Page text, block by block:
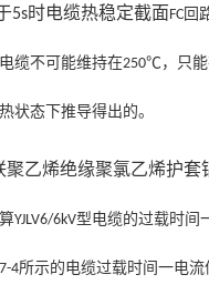
5s时电缆热稳定截面FC回
缆不可能维持在250℃，只
状态下推导得出的。
聚乙烯绝缘聚氯乙烯护套
YJLV6/6kV型电缆的过载时间
7-4所示的电缆过载时间一电